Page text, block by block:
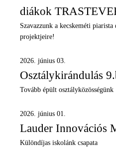
diákok
Szavazzunk a kecskeméti
projektjeire!
2026. június 03.
Osztálykirándulás
Tovább épült osztályközösségünk
2026. június 01.
Lauder Innovációs
Különdíjas iskolánk csapata